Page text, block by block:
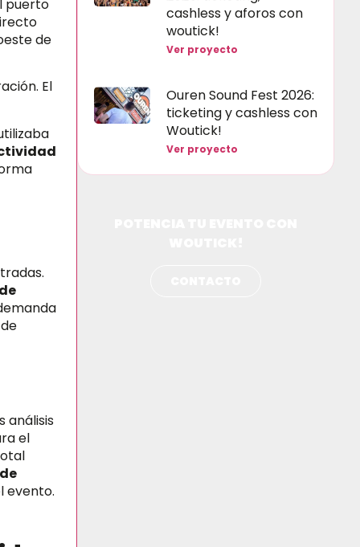
puerto
de
El
análisis
el
evento.
cashless y aforos con
woutick!
Ver proyecto
Ouren Sound Fest 2026:
ticketing y cashless con
Woutick!
Ver proyecto